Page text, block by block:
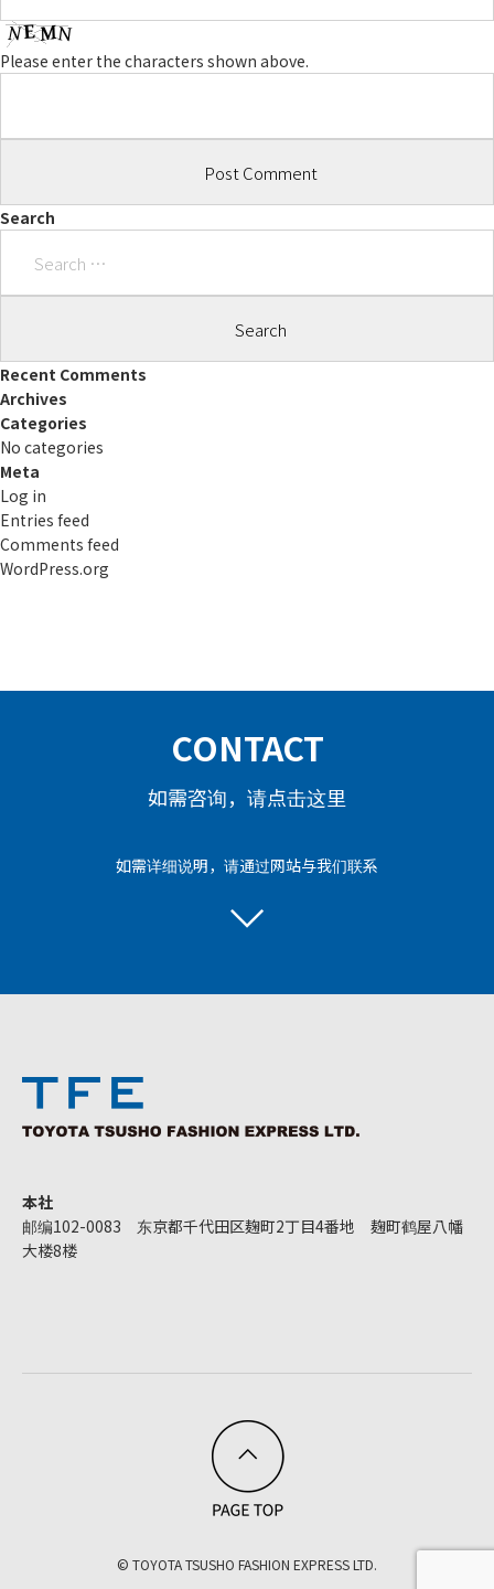
Please enter the characters shown above.
Search
Recent Comments
Archives
Categories
No categories
Meta
Log in
Entries feed
Comments feed
WordPress.org
CONTACT
如需咨询，请点击这里
如需详细说明，请通过网站与我们联系
本社
邮编102-0083 东京都千代田区麹町2丁目4番地 麹町鹤屋八幡
大楼8楼
© TOYOTA TSUSHO FASHION EXPRESS LTD.